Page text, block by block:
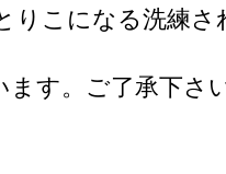
こになる洗練さ
す。ご了承下さい